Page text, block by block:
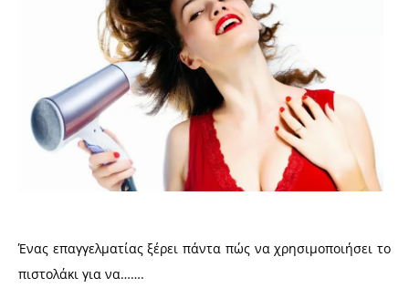
Ένας επαγγελματίας ξέρει πάντα πώς να χρησιμοποιήσει το
πιστολάκι για να…….